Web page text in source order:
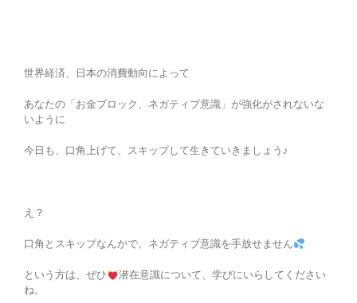
世界経済、日本の消費動向によって
あなたの「お金ブロック、ネガティブ意識」が強化がされないな
いように
今日も、口角上げて、スキップして生きていきましょう♪
え？
口角とスキップなんかで、ネガティブ意識を手放せません
という方は、ぜひ
潜在意識について、学びにいらしてください
ね。